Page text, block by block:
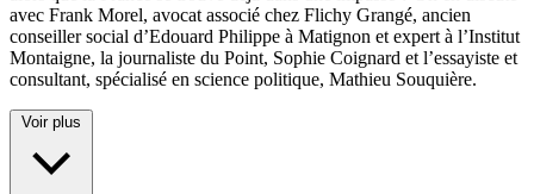
avec Frank Morel, avocat associé chez Flichy Grangé, ancien
conseiller social d’Edouard Philippe à Matignon et expert à l’Institut
Montaigne, la journaliste du Point, Sophie Coignard et l’essayiste et
consultant, spécialisé en science politique, Mathieu Souquière.
Voir plus